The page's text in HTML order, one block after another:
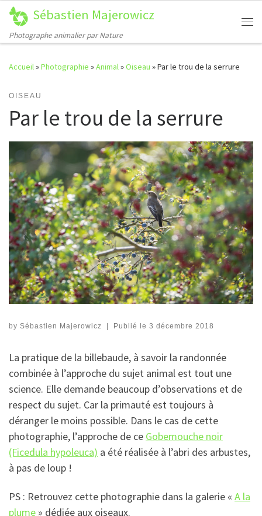
Passer au contenu
Sébastien Majerowicz
Photographe animalier par Nature
Accueil»Photographie »Animal»Oiseau »Par le trou de la serrure
OISEAU
Par le trou de la serrure
by Sébastien Majerowicz | Publié le 3 décembre 2018
La pratique de la billebaude, à savoir la randonnée
combinée à l’approche du sujet animal est tout une
science. Elle demande beaucoup d’observations et de
respect du sujet. Car la primauté est toujours à
déranger le moins possible. Dans le cas de cette
photographie, l’approche de ce Gobemouche noir
(Ficedula hypoleuca) a été réalisée à l’abri des arbustes,
à pas de loup !
PS : Retrouvez cette photographie dans la galerie « A la
plume » dédiée aux oiseaux.